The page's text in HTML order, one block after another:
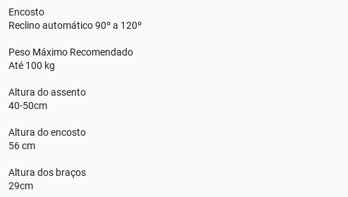
Encosto
Reclino automático 90º a 120º
Peso Máximo Recomendado
Até 100 kg
Altura do assento
40-50cm
Altura do encosto
56 cm
Altura dos braços
29cm